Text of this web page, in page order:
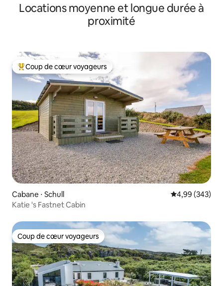
Locations moyenne et longue durée à
proximité
Coups de cœur voyageurs les plus appréciés
Coup de cœur voyageurs
Cabane ⋅ Schull Évaluation
4,99 (343)
Katie 's Fastnet Cabin
Coup de cœur voyageurs
Coup de cœur voyageurs